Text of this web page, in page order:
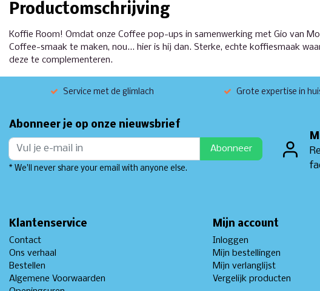
Productomschrijving
Koffie Room! Omdat onze Coffee pop-ups in samenwerking met Gio van
Coffee-smaak te maken, nou... hier is hij dan. Sterke, echte koffiesmaak
deze te complementeren.
Service met de glimlach Grote expertise in
Abonneer je op onze nieuwsbrief
Abonneer
* We'll never share your email with anyone else.
Klantenservice
Contact
Ons verhaal
Bestellen
Algemene Voorwaarden
Mijn account
Inloggen
Mijn bestellingen
Mijn verlanglijst
Vergelijk producten